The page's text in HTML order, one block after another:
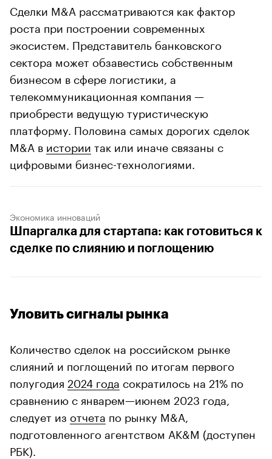
Сделки M&A рассматриваются как фактор
роста при построении современных
экосистем. Представитель банковского
сектора может обзавестись собственным
бизнесом в сфере логистики, а
телекоммуникационная компания —
приобрести ведущую туристическую
платформу. Половина самых дорогих сделок
M&A в истории так или иначе связаны с
цифровыми бизнес-технологиями.
Экономика инноваций
Шпаргалка для стартапа: как готовиться к
сделке по слиянию и поглощению
Уловить сигналы рынка
Количество сделок на российском рынке
слияний и поглощений по итогам первого
полугодия 2024 года сократилось на 21% по
сравнению с январем—июнем 2023 года,
следует из отчета по рынку M&A,
подготовленного агентством AK&M (доступен
РБК).